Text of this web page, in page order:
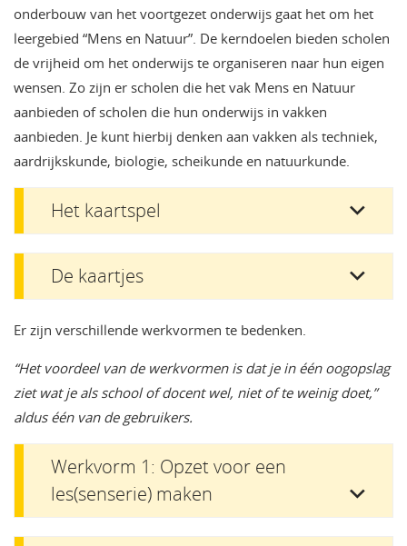
onderbouw van het voortgezet onderwijs gaat het om het
leergebied “Mens en Natuur”. De kerndoelen bieden scholen
de vrijheid om het onderwijs te organiseren naar hun eigen
wensen. Zo zijn er scholen die het vak Mens en Natuur
aanbieden of scholen die hun onderwijs in vakken
aanbieden. Je kunt hierbij denken aan vakken als techniek,
aardrijkskunde, biologie, scheikunde en natuurkunde.
Het kaartspel
De kaartjes
Er zijn verschillende werkvormen te bedenken.
“Het voordeel van de werkvormen is dat je in één oogopslag
ziet wat je als school of docent wel, niet of te weinig doet,”
aldus één van de gebruikers.
Werkvorm 1: Opzet voor een
les(senserie) maken